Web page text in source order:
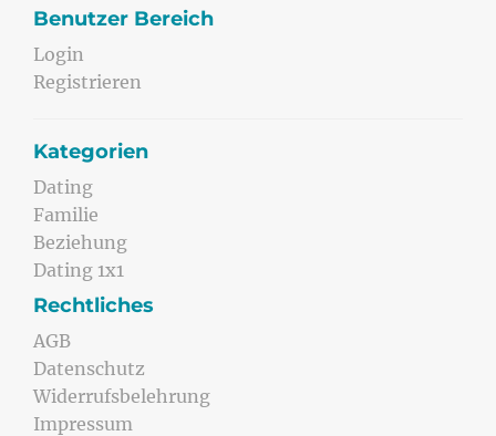
Benutzer Bereich
Login
Registrieren
Kategorien
Dating
Familie
Beziehung
Dating 1x1
Rechtliches
AGB
Datenschutz
Widerrufsbelehrung
Impressum